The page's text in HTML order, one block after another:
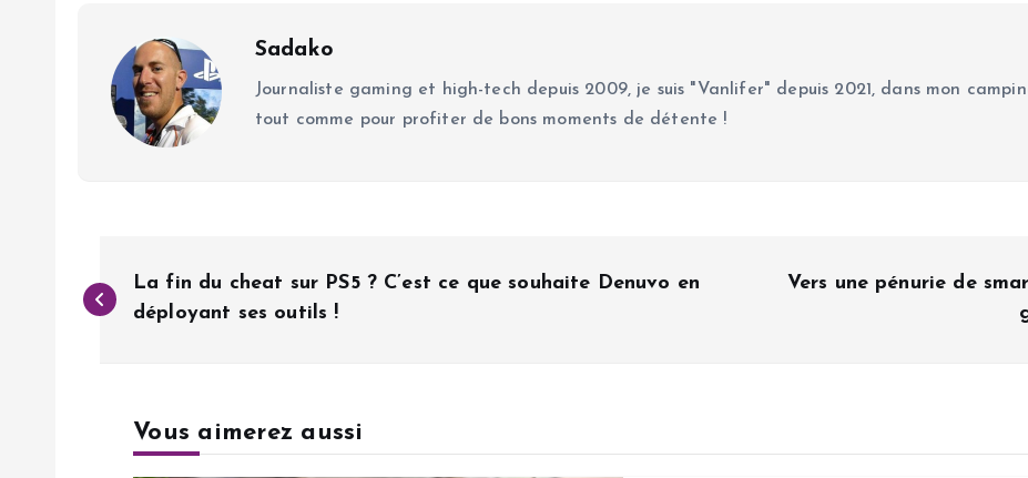
Sadako
Journaliste gaming et high-tech depuis 2009, je suis "Vanlifer" depuis 2021, dans mon
tout comme pour profiter de bons moments de détente !
a
La fin du cheat sur PS5 ? C’est ce que souhaite Denuvo en
déployant ses outils !
Vers une pénurie de
Vous aimerez aussi